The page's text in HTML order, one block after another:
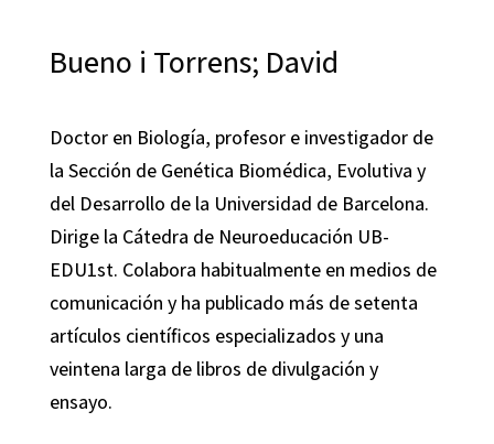
Bueno i Torrens; David
Doctor en Biología, profesor e investigador de
la Sección de Genética Biomédica, Evolutiva y
del Desarrollo de la Universidad de Barcelona.
Dirige la Cátedra de Neuroeducación UB-
EDU1st. Colabora habitualmente en medios de
comunicación y ha publicado más de setenta
artículos científicos especializados y una
veintena larga de libros de divulgación y
ensayo.